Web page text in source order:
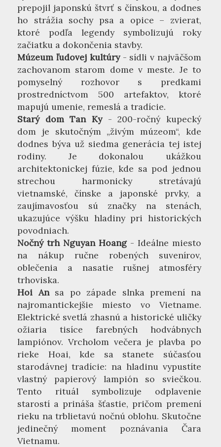
prepojil japonskú štvrť s čínskou, a dodnes
ho strážia sochy psa a opice – zvierat,
ktoré podľa legendy symbolizujú roky
začiatku a dokončenia stavby.
Múzeum ľudovej kultúry- sídli v najväčšom
zachovanom starom dome v meste. Je to
pomyselný rozhovor s predkami
prostredníctvom 500 artefaktov, ktoré
mapujú umenie, remeslá a tradície.
Starý dom Tan Ky - 200-ročný kupecký
dom je skutočným „živým múzeom“, kde
dodnes býva už siedma generácia tej istej
rodiny. Je dokonalou ukážkou
architektonickej fúzie, kde sa pod jednou
strechou harmonicky stretávajú
vietnamské, čínske a japonské prvky, a
zaujímavosťou sú značky na stenách,
ukazujúce výšku hladiny pri historických
povodniach.
Nočný trh Nguyan Hoang- Ideálne miesto
na nákup ručne robených suvenírov,
oblečenia a nasatie rušnej atmosféry
trhoviska.
Hoi Ansa po západe slnka premení na
najromantickejšie miesto vo Vietname.
Elektrické svetlá zhasnú a historické uličky
ožiaria tisíce farebných hodvábnych
lampiónov. Vrcholom večera je plavba po
rieke Hoai, kde sa stanete súčasťou
starodávnej tradície: na hladinu vypustíte
vlastný papierový lampión so sviečkou.
Tento rituál symbolizuje odplavenie
starostí a prináša šťastie, pričom premení
rieku na trblietavú nočnú oblohu. Skutočne
jedinečný moment poznávania Čara
Vietnamu.